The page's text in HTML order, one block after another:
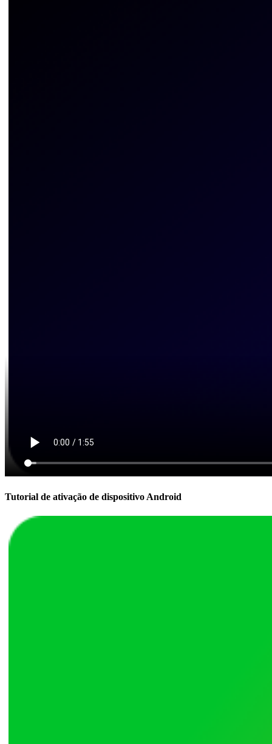
Tutorial de ativação de dispositivo Android